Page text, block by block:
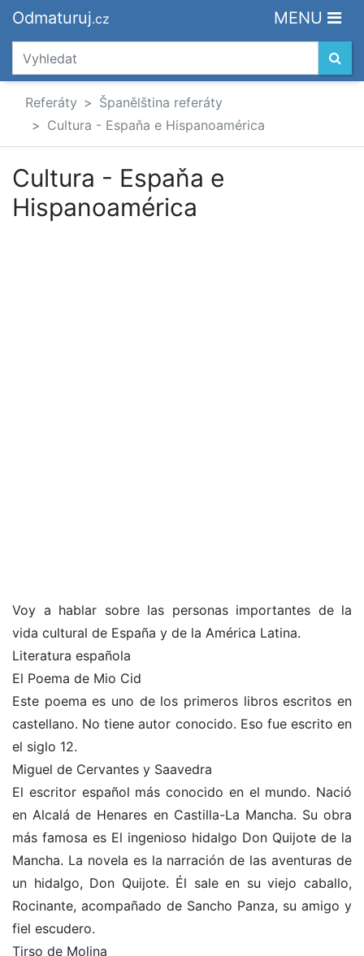
Odmaturuj.cz MENU
Referáty
Španělština referáty
Cultura - Espaňa e Hispanoamérica
Cultura - Espaňa e
Hispanoamérica
Voy a hablar sobre las personas importantes de la
vida cultural de España y de la América Latina.
Literatura española
El Poema de Mio Cid
Este poema es uno de los primeros libros escritos en
castellano. No tiene autor conocido. Eso fue escrito en
el siglo 12.
Miguel de Cervantes y Saavedra
El escritor español más conocido en el mundo. Nació
en Alcalá de Henares en Castilla-La Mancha. Su obra
más famosa es El ingenioso hidalgo Don Quijote de la
Mancha. La novela es la narración de las aventuras de
un hidalgo, Don Quijote. Él sale en su viejo caballo,
Rocinante, acompañado de Sancho Panza, su amigo y
fiel escudero.
Tirso de Molina